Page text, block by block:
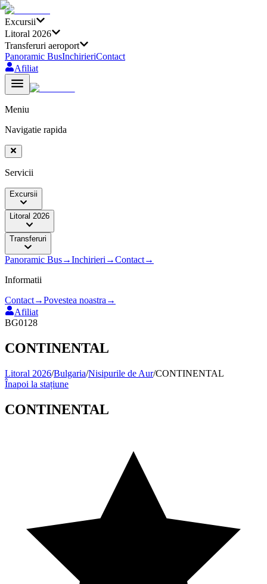
Excursii
Litoral 2026
Transferuri aeroport
Panoramic BusInchirieriContact
Afiliat
Meniu
Navigatie rapida
Servicii
Excursii
Litoral 2026
Transferuri
Panoramic Bus→Inchirieri →Contact→
Informatii
Contact→Povestea noastra →
Afiliat
BG0128
CONTINENTAL
Litoral 2026/Bulgaria/Nisipurile de Aur/CONTINENTAL
Înapoi la stațiune
CONTINENTAL